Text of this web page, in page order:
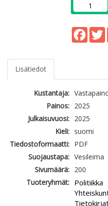
Lisätiedot
Kustantaja:
Painos: 2025
Julkaisuvuosi: 2025
Kieli: suomi
Tiedostoformaatti: PDF
Suojaustapa: Vesileima
Sivumäärä: 200
Tuoteryhmät: Politiikka